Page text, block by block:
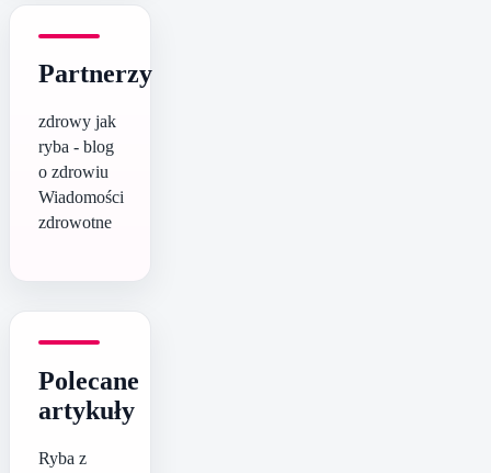
Partnerzy
zdrowy jak
ryba - blog
o zdrowiu
Wiadomości
zdrowotne
Polecane
artykuły
Ryba z